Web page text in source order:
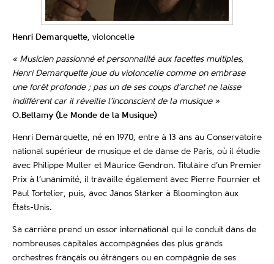
Henri Demarquette, violoncelle
« Musicien passionné et personnalité aux facettes multiples,
Henri Demarquette joue du violoncelle comme on embrase
une forêt profonde ; pas un de ses coups d’archet ne laisse
indifférent car il réveille l’inconscient de la musique »
O.Bellamy (Le Monde de la Musique)
Henri Demarquette, né en 1970, entre à 13 ans au Conservatoire
national supérieur de musique et de danse de Paris, où il étudie
avec Philippe Muller et Maurice Gendron. Titulaire d’un Premier
Prix à l’unanimité, il travaille également avec Pierre Fournier et
Paul Tortelier, puis, avec Janos Starker à Bloomington aux
États-Unis.
Sa carrière prend un essor international qui le conduit dans de
nombreuses capitales accompagnées des plus grands
orchestres français ou étrangers ou en compagnie de ses